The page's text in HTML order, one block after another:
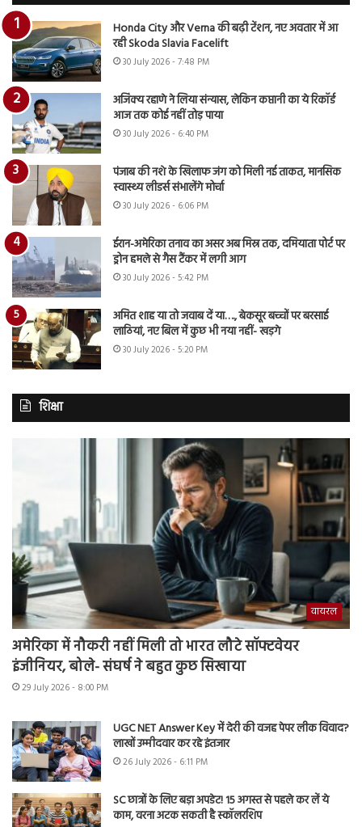
Honda City और Verna की बढ़ी टेंशन, नए अवतार में आ
रही Skoda Slavia Facelift
30 July 2026 - 7:48 PM
अजिंक्य रहाणे ने लिया संन्यास, लेकिन कप्तानी का ये रिकॉर्ड
आज तक कोई नहीं तोड़ पाया
30 July 2026 - 6:40 PM
पंजाब की नशे के खिलाफ जंग को मिली नई ताकत, मानसिक
स्वास्थ्य लीडर्स संभालेंगे मोर्चा
30 July 2026 - 6:06 PM
ईरान-अमेरिका तनाव का असर अब मिस्र तक, दमियाता पोर्ट पर
ड्रोन हमले से गैस टैंकर में लगी आग
30 July 2026 - 5:42 PM
अमित शाह या तो जवाब दें या…., बेकसूर बच्चों पर बरसाई
लाठियां, नए बिल में कुछ भी नया नहीं- खड़गे
30 July 2026 - 5:20 PM
शिक्षा
वायरल
अमेरिका में नौकरी नहीं मिली तो भारत लौटे सॉफ्टवेयर
इंजीनियर, बोले- संघर्ष ने बहुत कुछ सिखाया
29 July 2026 - 8:00 PM
UGC NET Answer Key में देरी की वजह पेपर लीक विवाद?
लाखों उम्मीदवार कर रहे इंतजार
26 July 2026 - 6:11 PM
SC छात्रों के लिए बड़ा अपडेट! 15 अगस्त से पहले कर लें ये
काम, वरना अटक सकती है स्कॉलरशिप